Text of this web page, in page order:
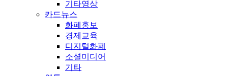
기타영상
카드뉴스
화폐홍보
경제교육
디지털화폐
소셜미디어
기타